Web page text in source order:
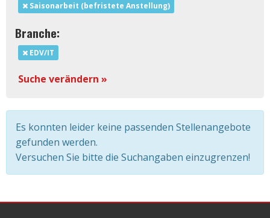
Saisonarbeit (befristete Anstellung)
Branche:
EDV/IT
Suche verändern »
Es konnten leider keine passenden Stellenangebote
gefunden werden.
Versuchen Sie bitte die Suchangaben einzugrenzen!